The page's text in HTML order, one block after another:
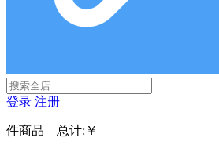
登录 注册
件商品 总计: ￥